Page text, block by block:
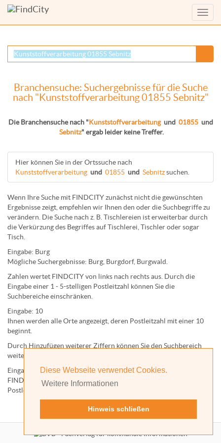
Diese Webseite verwendet Cookies.
Weitere Informationen
Hinweis schließen
Menü
Branchensuche: Suchergebnisse für die Suche
nach "Kunststoffverarbeitung 01855 Sebnitz"
Die Branchensuche nach "Kunststoffverarbeitung und 01855 und
Sebnitz" ergab leider keine Treffer.
Hier können Sie in der Ortssuche nach
Kunststoffverarbeitung und 01855 und Sebnitzsuchen.
Wenn Ihre Suche mit FINDCITY zunächst nicht die gewünschten
Ergebnisse zeigt, empfehlen wir Ihnen den oder die Suchbegriffe zu
verändern. Die Suche nach z. B. Tischlereien ist erweiterbar durch
die Verkürzung des Begriffes aufTischlerei Tischleroder sogar
Tisch
Eingabe: Burg
Mögliche Suchergebnisse: Burg Burgdorf, Burgwald.
Zahlen wertet FINDCITY von links nach rechts aus. Durch die
Eingabe einer 1 - 5-stelligen Postleitzahl können Sie die
Suchbereiche einschränken.
Eingabe: 10
Ihnen werden alle Orteangezeigt, deren Postleitzahl mit einer 10
beginnt.
Durch Hinzufügen weiterer Ziffern können Sie den Suchbereich
weiter einschränken.
Eingabe:
10585
FINDCITY präsentiert Ihnen ausschließlich die zu dieser
Postleitzahl gehörende Kommune; in diesem Fall Berlin.